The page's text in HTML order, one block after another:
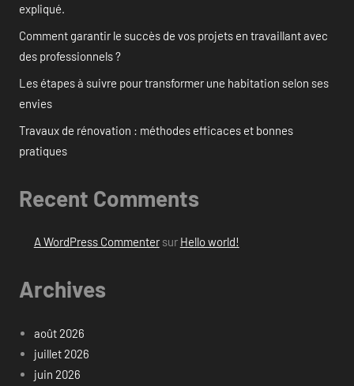
expliqué.
Comment garantir le succès de vos projets en travaillant avec
des professionnels ?
Les étapes à suivre pour transformer une habitation selon ses
envies
Travaux de rénovation : méthodes efficaces et bonnes
pratiques
Recent Comments
A WordPress Commentersur Hello world!
Archives
août 2026
juillet 2026
juin 2026